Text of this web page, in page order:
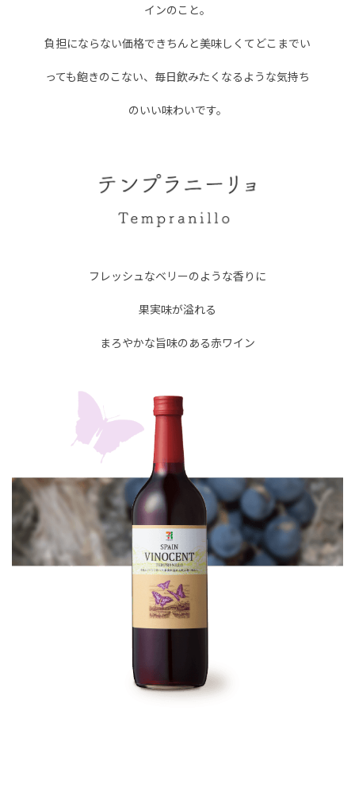
インのこと。
負担にならない価格できちんと美味しくて どこまでい
っても飽きのこない、毎日飲みたくなるような気持ち
のいい味わいです。
フレッシュなベリーのような香りに
果実味が溢れる
まろやかな旨味のある赤ワイン